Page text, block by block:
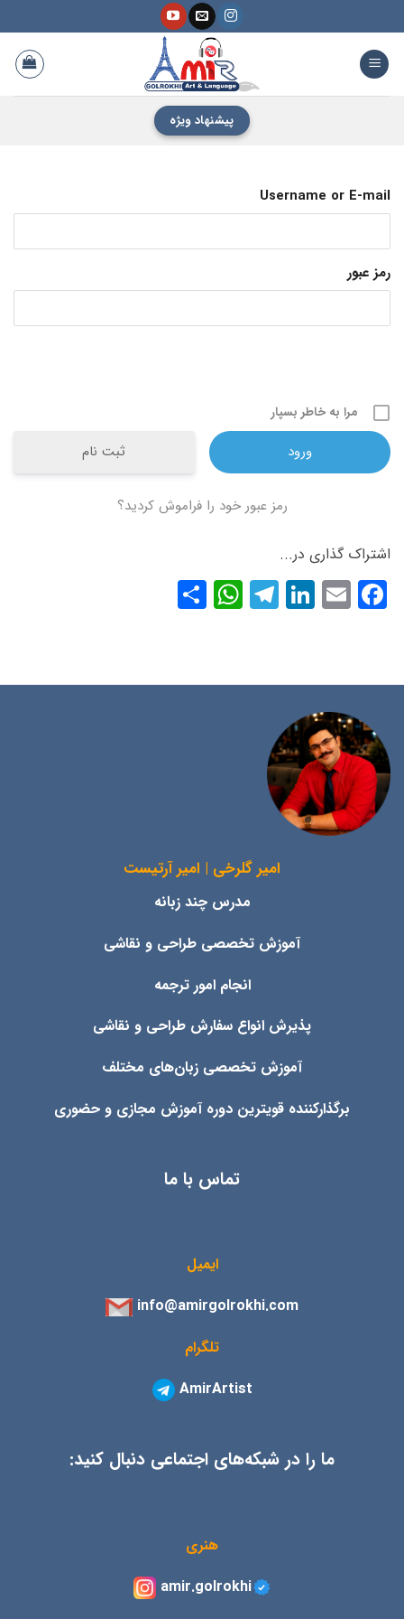
به
محتوا
پیشنهاد ویژه
Username or E-mail
رمز عبور
مرا به خاطر بسپار
ثبت نام
رمز عبور خود را فراموش کردید؟
اشتراک گذاری در...
Facebook
Email
LinkedIn
Telegram
WhatsApp
امیر گلرخی | امیر آرتیست
مدرس چند زبانه
آموزش تخصصی طراحی و نقاشی
انجام امور ترجمه
پذیرش انواع سفارش طراحی و نقاشی
آموزش تخصصی زبان‌های مختلف
برگذارکننده قویترین دوره آموزش مجازی و حضوری
تماس با ما
ایمیل
info@amirgolrokhi.com
تلگرام
AmirArtist
ما را در شبکه‌های اجتماعی دنبال کنید:
هنری
amir.golrokhi